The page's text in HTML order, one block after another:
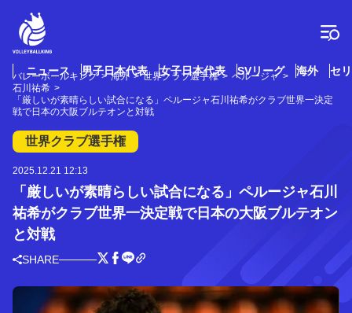
ニュース 男子日本代表 女子日本代表 SVリーグ 海外 セ
バレーボールキング 海外 世界クラブ選手権
ペルージャ
石川祐希
「厳しいが素晴らしい試合になる」ペルージャ石川祐希がクラブ世界一決定
戦で日本の大阪ブルテオンと対戦
世界クラブ選手権
2025.12.21 12:13
「厳しいが素晴らしい試合になる」ペルージャ石川
祐希がクラブ世界一決定戦で日本の大阪ブルテオン
と対戦
SHARE